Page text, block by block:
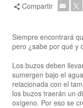
Compartir
Siempre encontrará
pero ¿sabe por qué y
Los buzos deben
sumergen bajo el
relacionada con el
los buzos traerán un
oxígeno. Por eso se